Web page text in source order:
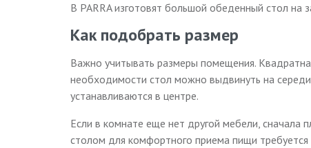
В PARRA изготовят большой обеденный стол на
Как подобрать размер
Важно учитывать размеры помещения.
необходимости стол можно выдвинуть на
устанавливаются в центре.
Если в комнате еще нет другой мебели, сначала
столом для комфортного приема пищи